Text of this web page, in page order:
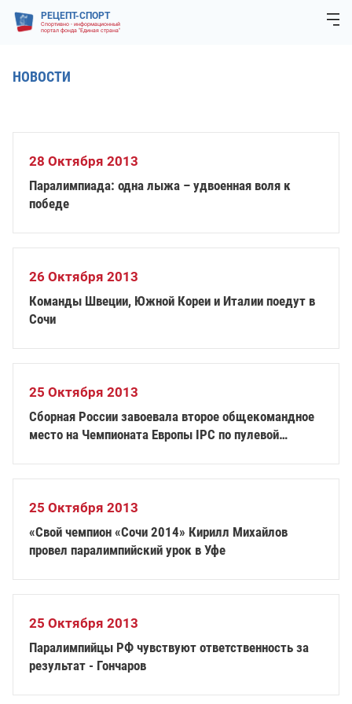
РЕЦЕПТ-СПОРТ
Спортивно - информационный
портал фонда "Единая страна"
НОВОСТИ
28 Октября 2013
Паралимпиада: одна лыжа – удвоенная воля к
победе
26 Октября 2013
Команды Швеции, Южной Кореи и Италии поедут в
Сочи
25 Октября 2013
Сборная России завоевала второе общекомандное
место на Чемпионата Европы IPC по пулевой
25 Октября 2013
«Свой чемпион «Сочи 2014» Кирилл Михайлов
провел паралимпийский урок в Уфе
25 Октября 2013
Паралимпийцы РФ чувствуют ответственность за
результат - Гончаров